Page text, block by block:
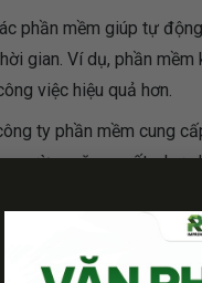
phần mềm giúp tự
gian. Ví dụ, phần
việc hiệu quả hơn.
ty phần mềm cung
cường năng suất, như
Management).